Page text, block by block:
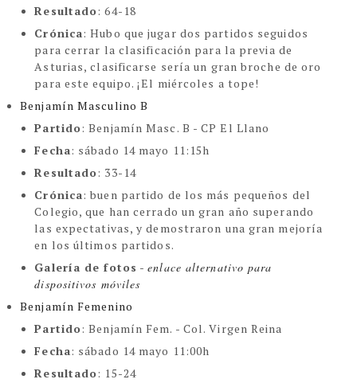
Resultado: 64-18
Crónica:Hubo que jugar dos partidos seguidos
para cerrar la clasificación para la previa de
Asturias, clasificarse sería un gran broche de oro
para este equipo. ¡El miércoles a tope!
Benjamín Masculino B
Partido: Benjamín Masc. B - CP El Llano
Fecha: sábado 14 mayo 11:15h
Resultado: 33-14
Crónica:buen partido de los más pequeños del
Colegio, que han cerrado un gran año superando
las expectativas, y demostraron una gran mejoría
en los últimos partidos.
Galería de fotos -enlace alternativo para
dispositivos móviles
Benjamín Femenino
Partido: Benjamín Fem. - Col. Virgen Reina
Fecha: sábado 14 mayo 11:00h
Resultado: 15-24